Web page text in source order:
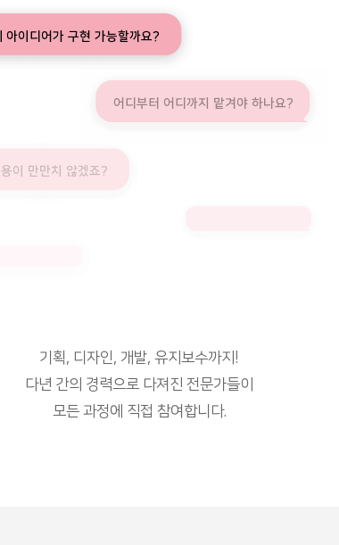
아이디어가 구현 가능할까요?
어디부터 어디까지 맡겨야 하나요?
용이 만만치 않겠죠?
기획, 디자인, 개발, 유지보수까지!
다년 간의 경력으로 다져진 전문가들이
모든 과정에 직접 참여합니다.